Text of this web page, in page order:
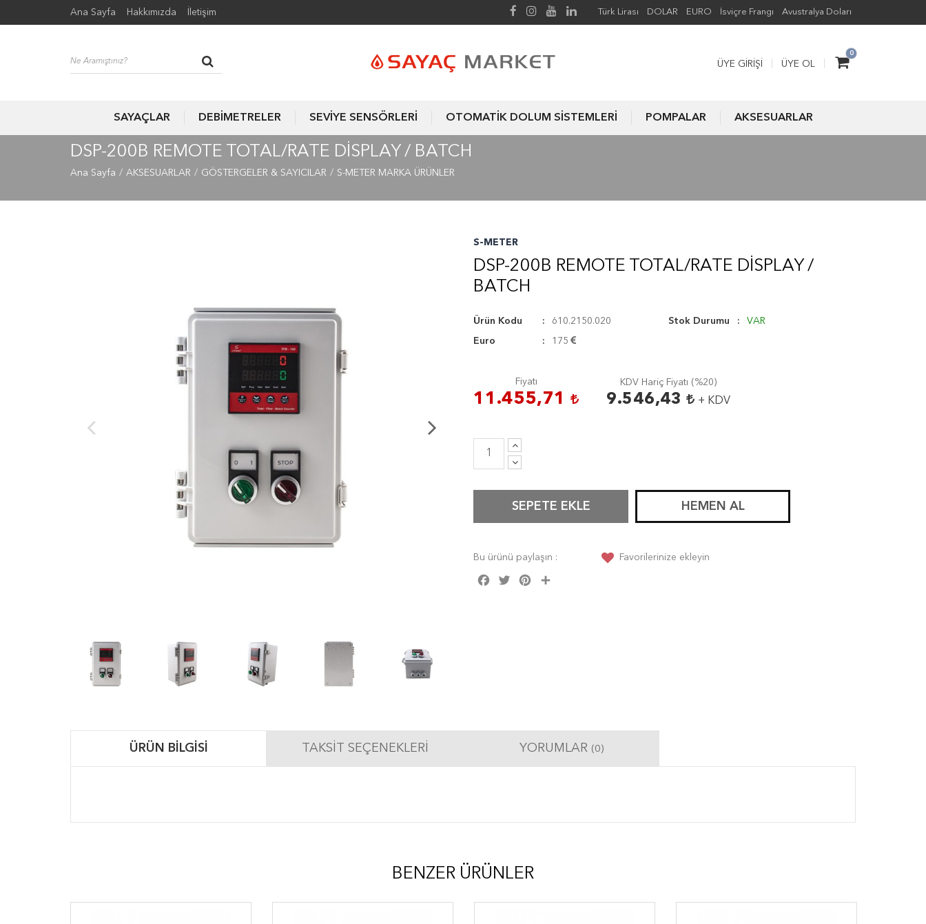
Ana Sayfa Hakkımızda İletişim Türk Lirası DOLAR EURO İsviçre Frangı Avustralya Doları
0
ÜYE GIRIŞI ÜYE OL
SAYAÇLAR DEBİMETRELER SEVİYE SENSÖRLERİ OTOMATİK DOLUM SİSTEMLERİ POMPALAR AKSESUARLAR
DSP-200B REMOTE TOTAL/RATE DISPLAY / BATCH
Ana Sayfa AKSESUARLAR GÖSTERGELER & SAYICILAR S-METER MARKA ÜRÜNLER
S-METER
DSP-200B REMOTE TOTAL/RATE DISPLAY /
BATCH
Ürün Kodu 610.2150.020 Stok Durumu VAR
Euro 175
Fiyatı
11.455,71
KDV Hariç Fiyatı ( %20 )
9.546,43 + KDV
SEPETE EKLE HEMEN AL
Bu ürünü paylaşın :
Facebook
Twitter Pinterest
Favorilerinize ekleyin
ÜRÜN BILGISI TAKSIT SEÇENEKLERI YORUMLAR (0)
BENZER ÜRÜNLER